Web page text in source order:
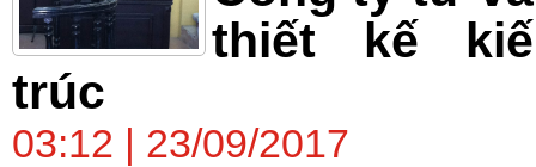
thiết kế
trúc
03:12 | 23/09/2017